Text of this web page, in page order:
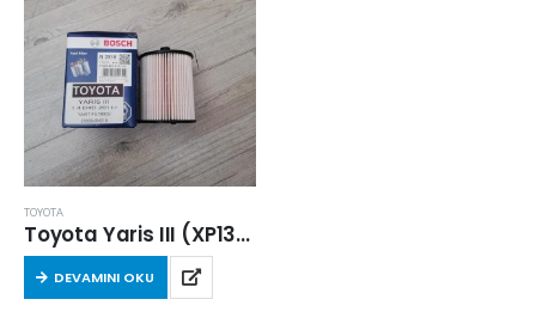
TOYOTA
Toyota Yaris III (XP13) 2011 Sonrası 1.4 D4D Dizel Yakıt Filtresi
DEVAMINI OKU